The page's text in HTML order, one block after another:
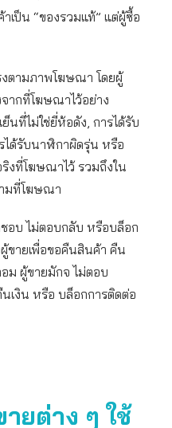
เป็น “ของรวมแท้” แต่ผู้ซื้อ
ตามภาพโฆษณา โดยผู้
ากที่โฆษณาไว้อย่าง
ย็นที่ไม่ใช่ยี่ห้อดัง, การได้รับ
ได้รับนาฬิกาผิดรุ่น หรือ
งที่โฆษณาไว้ รวมถึงใน
มที่โฆษณา
อบ ไม่ตอบกลับ หรือบล็อก
ขายเพื่อขอคืนสินค้า คืน
ม ผู้ขายมักจ ไม่ตอบ
เงิน หรือ บล็อกการติดต่อ
ยต่าง ๆ ใช้